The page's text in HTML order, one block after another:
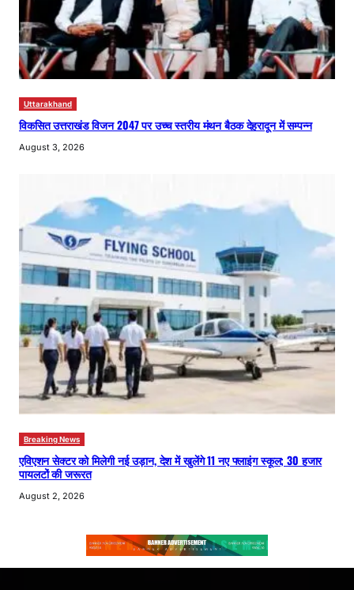
Uttarakhand
विकसित उत्तराखंड विजन 2047 पर उच्च स्तरीय मंथन बैठक देहरादून में सम्पन्न
August 3, 2026
Breaking News
एविएशन सेक्टर को मिलेगी नई उड़ान, देश में खुलेंगे 11 नए फ्लाइंग स्कूल; 30 हजार
पायलटों की जरूरत
August 2, 2026